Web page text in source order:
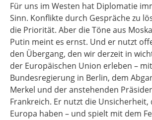
Für uns im Westen hat Diplomatie
Sinn. Konflikte durch Gespräche zu
die Priorität. Aber die Töne aus
Putin meint es ernst. Und er nutzt
den Übergang, den wir derzeit in
der Europäischen Union erleben –
Bundesregierung in Berlin, dem
Merkel und der anstehenden
Frankreich. Er nutzt die Unsicherheit,
Europa haben – und spielt mit dem